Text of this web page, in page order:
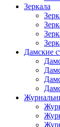
Зеркала
Дамские